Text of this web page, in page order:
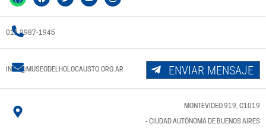
011 3987-1945
INFO@MUSEODELHOLOCAUSTO.ORG.AR ENVIAR MENSAJE
MONTEVIDEO 919, C1019
- CIUDAD AUTÓNOMA DE BUENOS AIRES